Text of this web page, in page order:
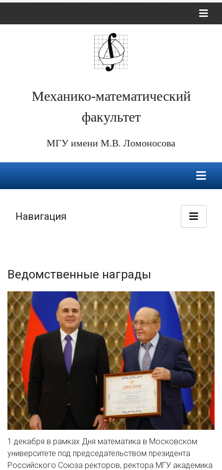
Механико-математический
факультет
МГУ имени М.В. Ломоносова
Навигация
Ведомственные награды
1 декабря в рамках Дня математика в Московском
университете под председательством президента
Российского Союза ректоров, ректора МГУ академика